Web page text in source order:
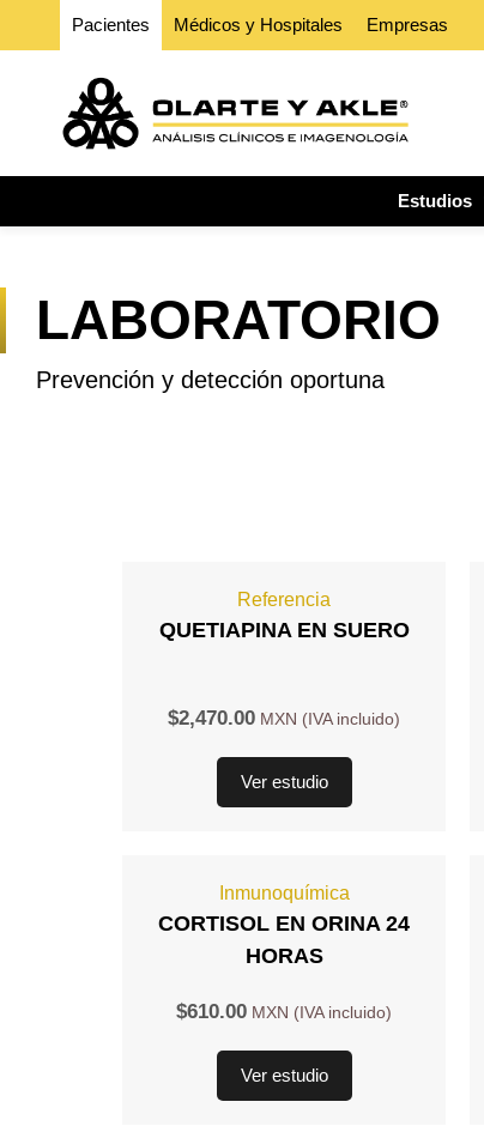
Pacientes Médicos y Hospitales Empresas
Estudios
LABORATORIO
Prevención y detección oportuna
Referencia
QUETIAPINA EN SUERO
$2,470.00
Ver estudio
Inmunoquímica
CORTISOL EN ORINA 24
HORAS
$610.00
Ver estudio